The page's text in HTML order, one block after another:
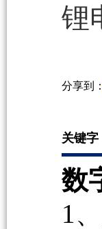
锂
分享到：
关键字
数
1